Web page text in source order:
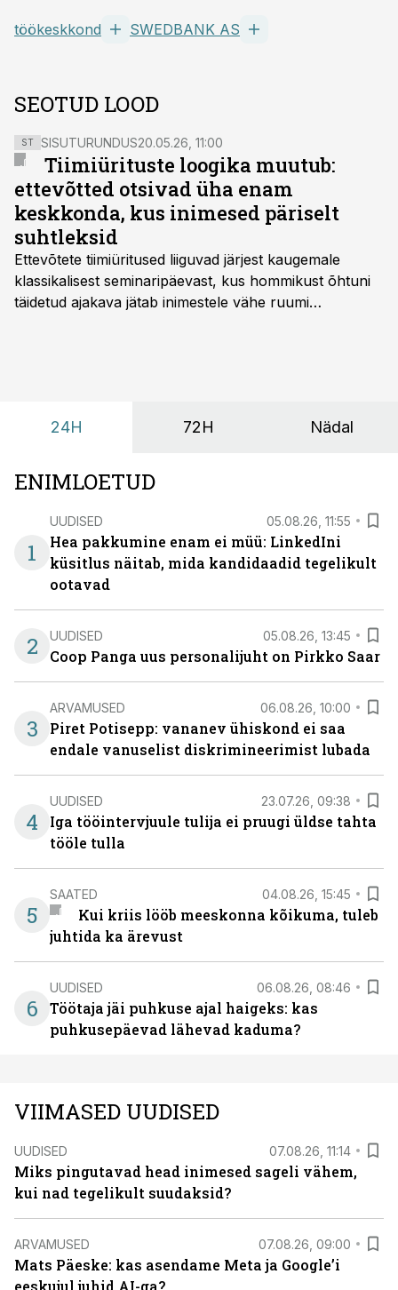
töökeskkond SWEDBANK AS
SEOTUD LOOD
ST SISUTURUNDUS20.05.26, 11:00
Tiimiürituste loogika muutub:
ettevõtted otsivad üha enam
keskkonda, kus inimesed päriselt
suhtleksid
Ettevõtete tiimiüritused liiguvad järjest kaugemale
klassikalisest seminaripäevast, kus hommikust õhtuni
täidetud ajakava jätab inimestele vähe ruumi
24H 72H Nädal
ENIMLOETUD
1
UUDISED 05.08.26, 11:55
Hea pakkumine enam ei müü: LinkedIni
küsitlus näitab, mida kandidaadid tegelikult
ootavad
2 UUDISED 05.08.26, 13:45
Coop Panga uus personalijuht on Pirkko Saar
3
ARVAMUSED 06.08.26, 10:00
Piret Potisepp: vananev ühiskond ei saa
endale vanuselist diskrimineerimist lubada
4
UUDISED 23.07.26, 09:38
Iga tööintervjuule tulija ei pruugi üldse tahta
tööle tulla
5
SAATED 04.08.26, 15:45
Kui kriis lööb meeskonna kõikuma, tuleb
juhtida ka ärevust
6
UUDISED 06.08.26, 08:46
Töötaja jäi puhkuse ajal haigeks: kas
puhkusepäevad lähevad kaduma?
VIIMASED UUDISED
UUDISED 07.08.26, 11:14
Miks pingutavad head inimesed sageli vähem,
kui nad tegelikult suudaksid?
ARVAMUSED 07.08.26, 09:00
Mats Päeske: kas asendame Meta ja Google’i
eeskujul juhid AI-ga?